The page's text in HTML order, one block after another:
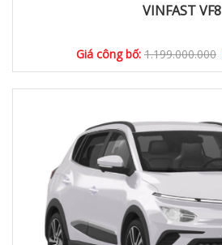
VINFAST VF8
Giá công bố: 1.199.000.000